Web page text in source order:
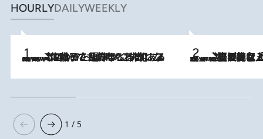
HOURLYDAILYWEEKLY
2026.8.5
【阿川佐和子さんの年とる力】なぜ70代で始めた趣味は“こんなに楽しい”のか？ ピアノ、俳句…スランプに陥っても続けられる“ある秘訣”とは 2026.8.5
【なぜ吉沢亮は「気配を消せる」のか？】興行収入208億の『国宝』を経て挑むミュージカル『ディア・エヴァン・ハンセン』。トップ俳優が舞台上でさらけ出した“孤独”とは
1 / 5